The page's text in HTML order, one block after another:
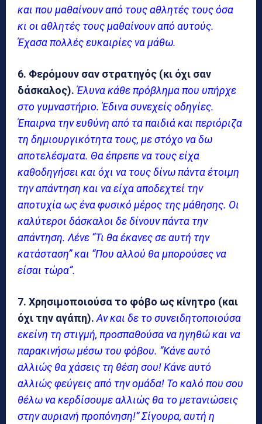
και που μαθαίνουν από τους αθλητές τους όσα
κι οι αθλητές τους μαθαίνουν από αυτούς.
Έχασα πολλές ευκαιρίες να μάθω.
6. Φερόμουν σαν στρατηγός (κι όχι σαν
δάσκαλος). Έλυνα κάθε πρόβλημα που υπήρχε
στο γυμναστήριο. Έδινα συνεχείς οδηγίες.
Έπαιρνα την ευθύνη από τα παιδιά και περιόριζα
τη δημιουργικότητα τους, με στόχο να δω
αποτελέσματα. Θα έπρεπε να τους είχα
καθοδηγήσει και όχι να τους δίνω πάντα έτοιμη
την απάντηση και να είχα αποδεχτεί την
αποτυχία ως ένα φυσικό μέρος της μάθησης. Οι
καλύτεροι δάσκαλοι δε δίνουν πάντα την
απάντηση. Λένε “Τι θα έκανες σε αυτή την
κατάσταση” και “Που αλλού θα μπορούσες να
είσαι τώρα”.
7. Χρησιμοποιούσα το φόβο ως κίνητρο (και
όχι την αγάπη). Αν και δε το συνειδητοποιούσα
εκείνη τη στιγμή, προσπαθούσα να ηγηθώ και να
παρακινήσω μέσω του φόβου. “Κάνε αυτό
αλλιώς θα χάσεις τη θέση σου! Κάνε αυτό
αλλιώς φεύγεις από την ομάδα! Το καλό που σου
θέλω να κερδίσουμε αλλιώς θα το μετανιώσεις
στην αυριανή προπόνηση!” Σίγουρα, αυτή η